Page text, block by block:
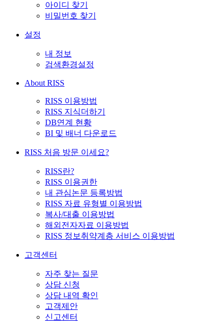
아이디 찾기
비밀번호 찾기
설정
내 정보
검색환경설정
About RISS
RISS 이용방법
RISS 지식더하기
DB연계 현황
BI 및 배너 다운로드
RISS 처음 방문 이세요?
RISS란?
RISS 이용권한
내 관심논문 등록방법
RISS 자료 유형별 이용방법
복사/대출 이용방법
해외전자자료 이용방법
RISS 정보취약계층 서비스 이용방법
고객센터
자주 찾는 질문
상담 신청
상담 내역 확인
고객제안
신고센터